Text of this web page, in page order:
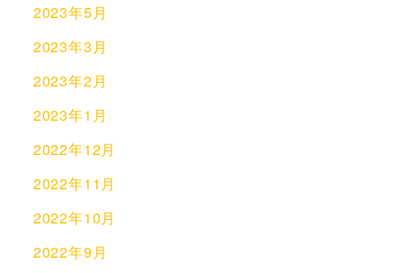
2023年5月
2023年3月
2023年2月
2023年1月
2022年12月
2022年11月
2022年10月
2022年9月